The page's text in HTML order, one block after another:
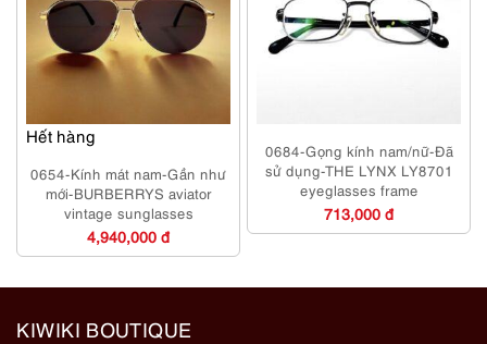
Hết hàng
0654-Kính mát nam-Gần như
mới-BURBERRYS aviator
vintage sunglasses
4,940,000 đ
0684-Gọng kính nam/nữ-Đã
sử dụng-THE LYNX LY8701
eyeglasses frame
713,000 đ
KIWIKI BOUTIQUE